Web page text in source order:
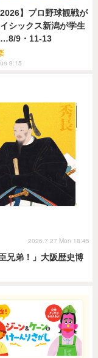
2026】プロ野球観戦が
シックス新潟が学生
9・11-13
9:15
兄弟！」大阪歴史博
2026.7.27 Mon 18:45